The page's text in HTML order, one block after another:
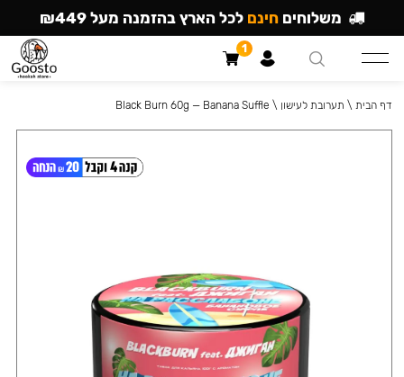
דף הבית \ תערובת לעישון \
Black Burn 60g — Banana Suffle
משלוחים חינם לכל הארץ בהזמנה מעל ₪449
1